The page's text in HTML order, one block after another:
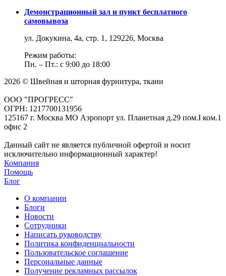
Демонстрационный зал и пункт бесплатного
самовывоза
ул. Докукина, 4а, стр. 1, 129226, Москва
Режим работы:
Пн. – Пт.: с 9:00 до 18:00
2026 © Швейная и шторная фурнитура, ткани
ООО "ПРОГРЕСС"
ОГРН: 1217700131956
125167 г. Москва МО Аэропорт ул. Планетная д.29 пом.I ком.1
офис 2
Данный сайт не является публичной офертой и носит
исключительно информационный характер!
Компания
Помощь
Блог
О компании
Блоги
Новости
Сотрудники
Написать руководству
Политика конфиденциальности
Пользовательское соглашение
Персональные данные
Получение рекламных рассылок